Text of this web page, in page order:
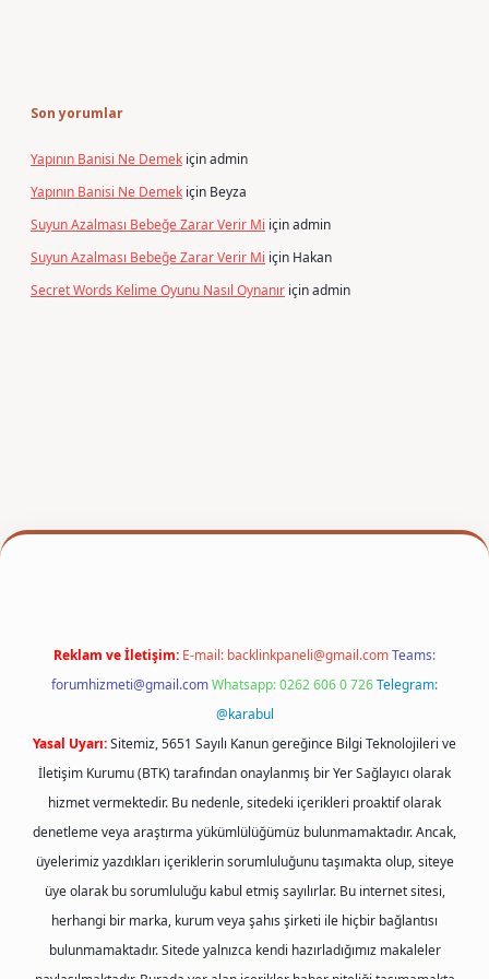
Son yorumlar
Yapının Banisi Ne Demek içinadmin
Yapının Banisi Ne Demek için Beyza
Suyun Azalması Bebeğe Zarar Verir Mi içinadmin
Suyun Azalması Bebeğe Zarar Verir Mi için Hakan
Secret Words Kelime Oyunu Nasıl Oynanır içinadmin
Reklam ve İletişim: E-mail: backlinkpaneli@gmail.comTeams:
forumhizmeti@gmail.comWhatsapp: 0262 606 0 726Telegram:
@karabul
Yasal Uyarı:Sitemiz, 5651 Sayılı Kanun gereğince Bilgi Teknolojileri ve
İletişim Kurumu (BTK) tarafından onaylanmış bir Yer Sağlayıcı olarak
hizmet vermektedir. Bu nedenle, sitedeki içerikleri proaktif olarak
denetleme veya araştırma yükümlülüğümüz bulunmamaktadır. Ancak,
üyelerimiz yazdıkları içeriklerin sorumluluğunu taşımakta olup, siteye
üye olarak bu sorumluluğu kabul etmiş sayılırlar. Bu internet sitesi,
herhangi bir marka, kurum veya şahıs şirketi ile hiçbir bağlantısı
bulunmamaktadır. Sitede yalnızca kendi hazırladığımız makaleler